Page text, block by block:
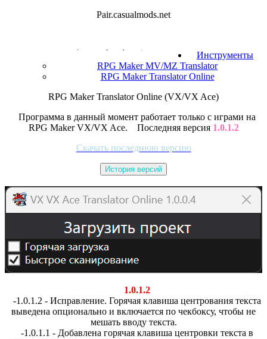
Pair.casualmods.net
Инструменты
RPG Maker MV/MZ Translator
RPG Maker Translator Online
RPG Maker Translator Online (VX/VX Ace)
Программа в данный момент работает только с играми на
RPG Maker VX/VX Ace. Последняя версия 1.0.1.2
Скачать последнюю версию
История версий
1.0.1.2
-1.0.1.2 - Исправление. Горячая клавиша центрования текста
выведена опционально и включается по чекбоксу, чтобы не
мешать вводу текста.
-1.0.1.1 - Добавлена горячая клавиша центровки текста в